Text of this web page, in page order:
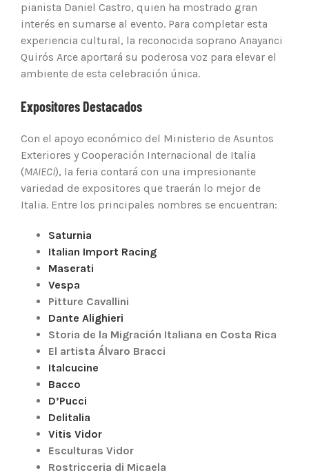
pianista Daniel Castro, quien ha mostrado gran
interés en sumarse al evento. Para completar esta
experiencia cultural, la reconocida soprano Anayanci
Quirós Arce aportará su poderosa voz para elevar el
ambiente de esta celebración única.
Expositores Destacados
Con el apoyo económico del Ministerio de Asuntos
Exteriores y Cooperación Internacional de Italia
(MAIECI), la feria contará con una impresionante
variedad de expositores que traerán lo mejor de
Italia. Entre los principales nombres se encuentran:
Saturnia
Italian Import Racing
Maserati
Vespa
Pitture Cavallini
Dante Alighieri
Storia de la Migración Italiana en Costa Rica
El artista Álvaro Bracci
Italcucine
Bacco
D’Pucci
Delitalia
Vitis Vidor
Esculturas Vidor
Rostricceria di Micaela